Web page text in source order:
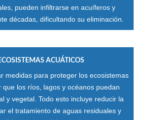
pueden infiltrarse en acuíferos y
décadas, dificultando su eliminación.
ACUÁTICOS
medidas para proteger los ecosistemas
que los ríos, lagos y océanos puedan
y vegetal. Todo esto incluye reducir la
el tratamiento de aguas residuales y